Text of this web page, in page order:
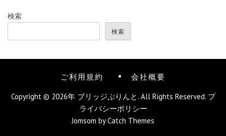
検索
検索
ご利用規約 会社概要
Copyright © 2026年 ブリッジぷりんと. All Rights Reserved. プ
ライバシーポリシー
Jomsom byCatch Themes